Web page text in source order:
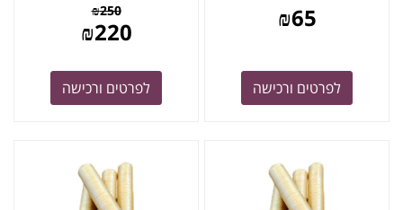
₪65
לפרטים ורכישה
₪250
₪220
לפרטים ורכישה